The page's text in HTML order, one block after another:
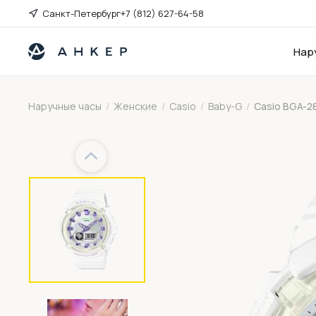
Санкт-Петербург+7 (812) 627-64-58
Наручные часы / Женские / Casio / Baby-G / Casio BGA-
Previous